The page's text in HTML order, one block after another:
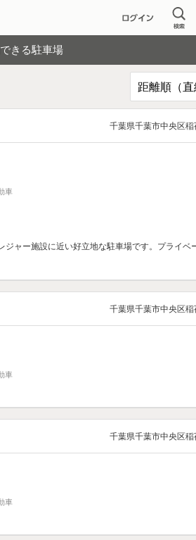
きる駐車場
千葉県千葉市中央区稲
車
ジャー施設に近い好立地な駐車場です。プライベ
千葉県千葉市中央区稲
車
千葉県千葉市中央区稲
車